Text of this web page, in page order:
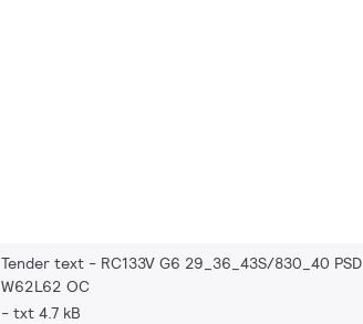
Tender text - RC133V G6 29_36_43S/830_40 PSD
W62L62 OC
txt 4.7 kB